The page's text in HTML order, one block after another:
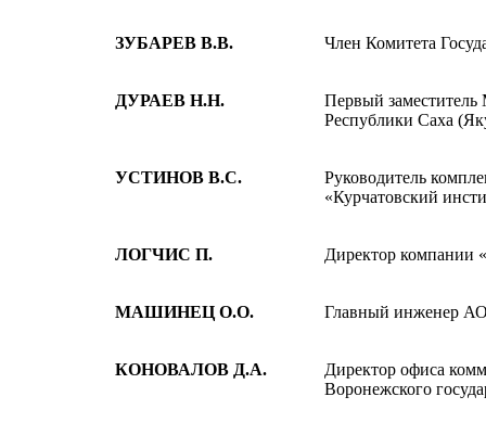
ЗУБАРЕВ В.В. Член Комитета
ДУРАЕВ Н.Н.
Первый
Республики Саха
УСТИНОВ В.С.
Руководитель
«Курчатовский
ЛОГЧИС П. Директор компании
МАШИНЕЦ О.О. Главный инженер
КОНОВАЛОВ Д.А.
Директор офиса
Воронежского